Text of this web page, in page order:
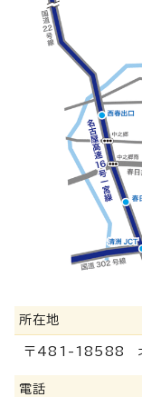
所在地
〒481-18588 北
電話